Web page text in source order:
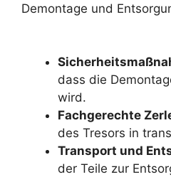
Demontage und
dass die
wird.
Fachgerechte
des Tresors in
Transport und
der Teile zur